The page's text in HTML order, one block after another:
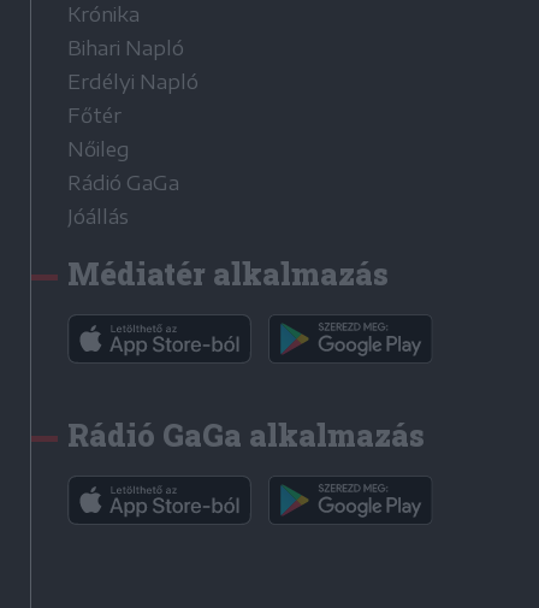
Krónika
Bihari Napló
Erdélyi Napló
Főtér
Nőileg
Rádió GaGa
Jóállás
Médiatér alkalmazás
Rádió GaGa alkalmazás